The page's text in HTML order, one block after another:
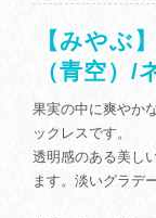
【みやぶ
（青空）/
果実の中に爽やか
ックレスです。
透明感のある美し
ます。淡いグラデ